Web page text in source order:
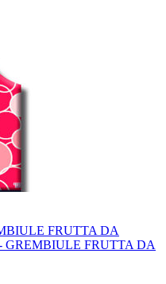
FRUTTA DA
FRUTTA DA